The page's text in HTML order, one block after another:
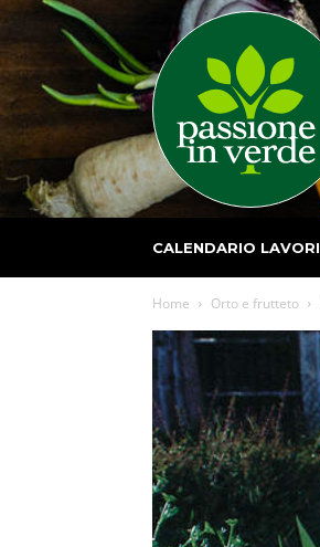
CALENDARIO LAVORI
Home Orto e frutteto